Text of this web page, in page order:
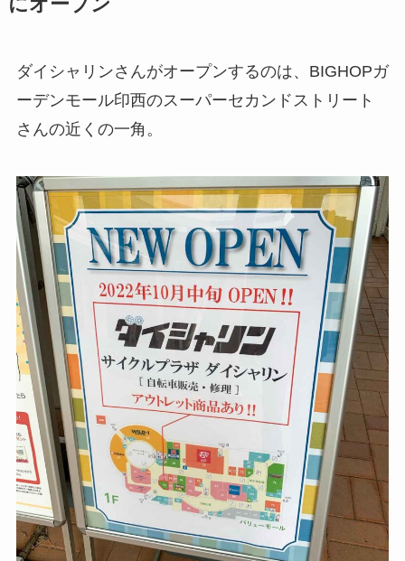
にオープン
ダイシャリンさんがオープンするのは、BIGHOPガ
ーデンモール印西のスーパーセカンドストリート
さんの近くの一角。